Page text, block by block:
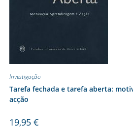
Investigação
Tarefa fechada e tarefa aberta:
acção
19,95 €